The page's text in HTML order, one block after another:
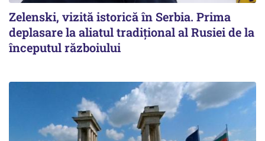
Zelenski, vizită istorică în Serbia. Prima
deplasare la aliatul tradițional al Rusiei de la
începutul războiului